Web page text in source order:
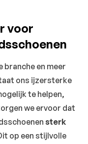
voor
branche en meer
ons ijzersterke
te helpen,
we ervoor dat
sterk
op een stijlvolle